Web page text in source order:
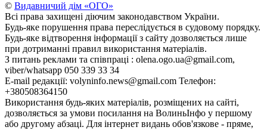
© Видавничий дім «ОГО»
Всі права захищені діючим законодавством України.
Будь-яке порушення права переслідується в судовому порядку.
Будь-яке відтворення інформації з сайту дозволяється лише
при дотриманні правил використання матеріалів.
З питань реклами та співпраці : olena.ogo.ua@gmail.com,
viber/whatsapp 050 339 33 34
E-mail редакції: volyninfo.news@gmail.com Телефон:
+380508364150
Використання будь-яких матеріалів, розміщених на сайті,
дозволяється за умови посилання на ВолиньІнфо у першому
або другому абзаці. Для інтернет видань обов'язкове - пряме,